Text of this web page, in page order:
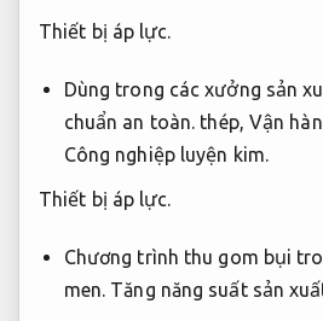
Thiết bị áp lực.
Dùng trong các xưởng sản
chuẩn an toàn. thép, Vận
Công nghiệp luyện kim.
Thiết bị áp lực.
Chương trình thu gom bụi
men. Tăng năng suất sản